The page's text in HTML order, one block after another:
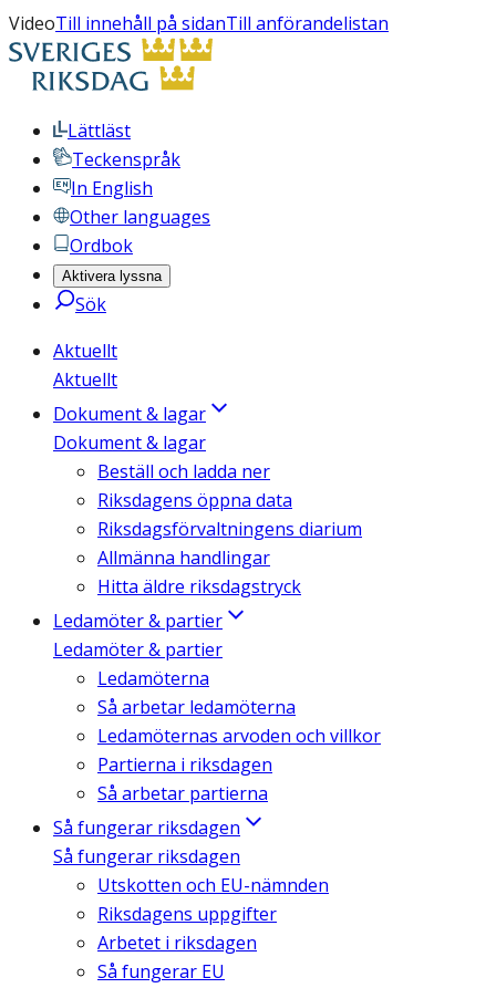
VideoTill innehåll på sidanTill anförandelistan
Lättläst
Teckenspråk
In English
Other languages
Ordbok
Aktivera lyssna
Sök
Aktuellt
Aktuellt
Dokument & lagar
Dokument & lagar
Beställ och ladda ner
Riksdagens öppna data
Riksdagsförvaltningens diarium
Allmänna handlingar
Hitta äldre riksdagstryck
Ledamöter & partier
Ledamöter & partier
Ledamöterna
Så arbetar ledamöterna
Ledamöternas arvoden och villkor
Partierna i riksdagen
Så arbetar partierna
Så fungerar riksdagen
Så fungerar riksdagen
Utskotten och EU-nämnden
Riksdagens uppgifter
Arbetet i riksdagen
Så fungerar EU